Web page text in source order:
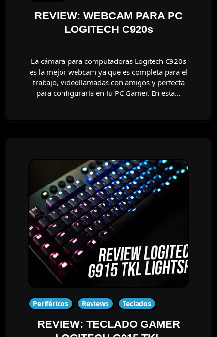
REVIEW: WEBCAM PARA PC
LOGITECH C920s
La cámara para computadoras Logitech C920s
es la mejor webcam ya que es completa para el
trabajo, videollamadas con amigos y perfecta
para configurarla en tu PC Gamer. En esta…
Periféricos Reviews Teclados
REVIEW: TECLADO GAMER